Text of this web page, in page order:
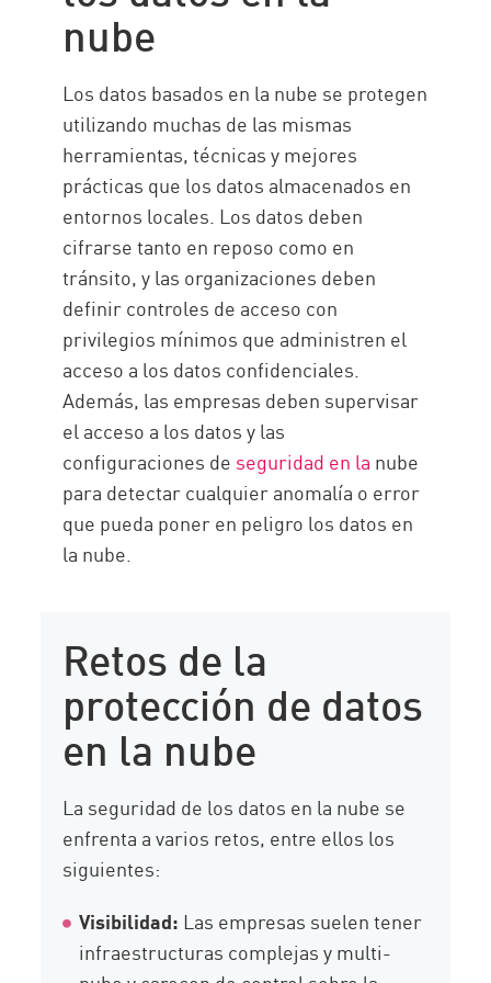
Solución de Check Point
nube
Los datos basados en la nube se protegen
utilizando muchas de las mismas
herramientas, técnicas y mejores
prácticas que los datos almacenados en
entornos locales. Los datos deben
cifrarse tanto en reposo como en
tránsito, y las organizaciones deben
definir controles de acceso con
privilegios mínimos que administren el
acceso a los datos confidenciales.
Además, las empresas deben supervisar
el acceso a los datos y las
configuraciones de seguridad en la nube
para detectar cualquier anomalía o error
que pueda poner en peligro los datos en
la nube.
Retos de la
protección de datos
en la nube
La seguridad de los datos en la nube se
enfrenta a varios retos, entre ellos los
siguientes:
Visibilidad: Las empresas suelen tener
infraestructuras complejas y multi-